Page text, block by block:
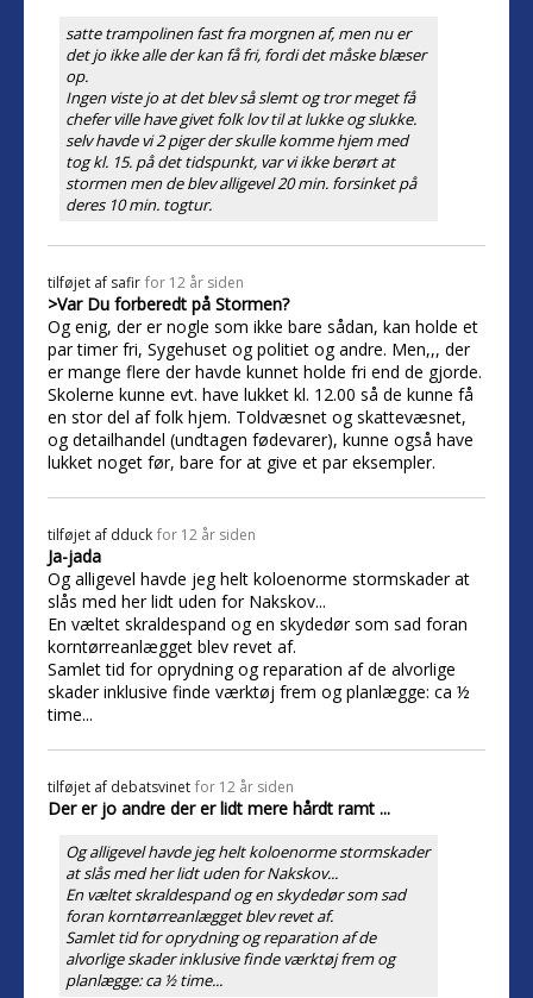
satte trampolinen fast fra morgnen af, men nu er
det jo ikke alle der kan få fri, fordi det måske blæser
op.
Ingen viste jo at det blev så slemt og tror meget få
chefer ville have givet folk lov til at lukke og slukke.
selv havde vi 2 piger der skulle komme hjem med
tog kl. 15. på det tidspunkt, var vi ikke berørt at
stormen men de blev alligevel 20 min. forsinket på
deres 10 min. togtur.
tilføjet af safir for 12 år siden
>Var Du forberedt på Stormen?
Og enig, der er nogle som ikke bare sådan, kan holde et
par timer fri, Sygehuset og politiet og andre. Men,,, der
er mange flere der havde kunnet holde fri end de gjorde.
Skolerne kunne evt. have lukket kl. 12.00 så de kunne få
en stor del af folk hjem. Toldvæsnet og skattevæsnet,
og detailhandel (undtagen fødevarer), kunne også have
lukket noget før, bare for at give et par eksempler.
tilføjet af dduck for 12 år siden
Ja-jada
Og alligevel havde jeg helt koloenorme stormskader at
slås med her lidt uden for Nakskov...
En væltet skraldespand og en skydedør som sad foran
korntørreanlægget blev revet af.
Samlet tid for oprydning og reparation af de alvorlige
skader inklusive finde værktøj frem og planlægge: ca ½
time...
tilføjet af debatsvinet for 12 år siden
Der er jo andre der er lidt mere hårdt ramt ...
Og alligevel havde jeg helt koloenorme stormskader
at slås med her lidt uden for Nakskov...
En væltet skraldespand og en skydedør som sad
foran korntørreanlægget blev revet af.
Samlet tid for oprydning og reparation af de
alvorlige skader inklusive finde værktøj frem og
planlægge: ca ½ time...